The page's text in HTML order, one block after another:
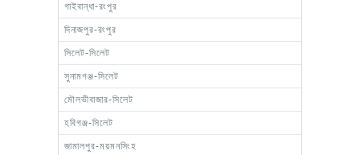
গাইবান্ধা-রংপুর
দিনাজপুর-রংপুর
সিলেট-সিলেট
সুনামগঞ্জ-সিলেট
মৌলভীবাজার-সিলেট
হবিগঞ্জ-সিলেট
জামালপুর-ময়মনসিংহ